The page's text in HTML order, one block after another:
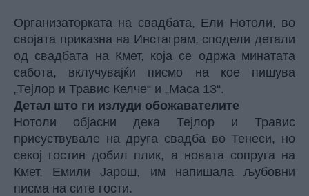
Организаторката на свадбата, Ели Нотоли, во
својата приказна на Инстаграм, сподели детали
од свадбата на Кмет, која се одржа минатата
сабота, вклучувајќи писмо на кое пишува
„Тејлор и Травис Келче“ и „Маса 13“.
Детал што ги излуди обожавателите
Нотоли објасни дека Тејлор и Травис
присуствувале на друга свадба во Тенеси, но
секој гостин добил плик, а новата сопруга на
Кмет, Емили Јарош, им напишала љубовни
писма на сите гости.